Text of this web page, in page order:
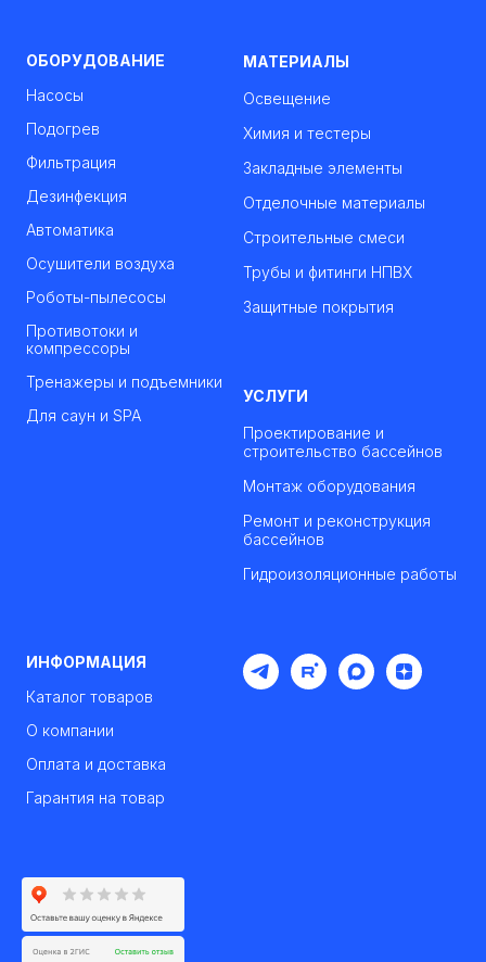
ОБОРУДОВАНИЕ
Насосы
Подогрев
Фильтрация
Дезинфекция
Автоматика
Осушители воздуха
Роботы-пылесосы
Противотоки и
компрессоры
Тренажеры и подъемники
Для саун и SPA
МАТЕРИАЛЫ
Освещение
Химия и тестеры
Закладные элементы
Отделочные материалы
Строительные смеси
Трубы и фитинги НПВХ
Защитные покрытия
УСЛУГИ
Проектирование и
строительство бассейнов
Монтаж оборудования
Ремонт и реконструкция
бассейнов
Гидроизоляционные работы
ИНФОРМАЦИЯ
Каталог товаров
О компании
Оплата и доставка
Гарантия на товар